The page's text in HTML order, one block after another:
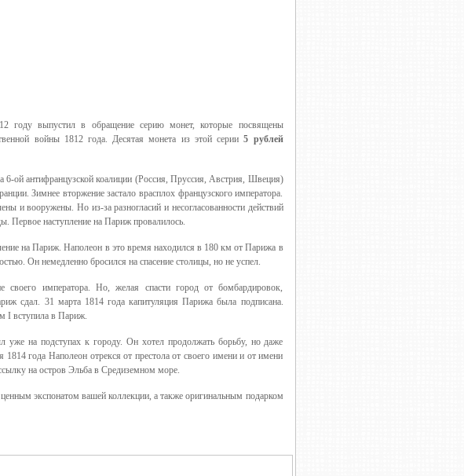
году выпустил в обращение серию монет, которые посвящены
войны 1812 года. Десятая монета из этой серии5 рублей
6-ой антифранцузской коалиции (Россия, Пруссия, Австрия, Швеция)
Зимнее вторжение застало врасплох французского императора.
и вооружены. Но из-за разногласий и несогласованности действий
Первое наступление на Париж провалилось.
на Париж. Наполеон в это время находился в 180 км от Парижа в
Он немедленно бросился на спасение столицы, но не успел.
своего императора. Но, желая спасти город от бомбардировок,
сдал. 31 марта 1814 года капитуляция Парижа была подписана.
I вступила в Париж.
уже на подступах к городу. Он хотел продолжать борьбу, но даже
года Наполеон отрекся от престола от своего имени и от имени
на остров Эльба в Средиземном море.
экспонатом вашей коллекции, а также оригинальным подарком